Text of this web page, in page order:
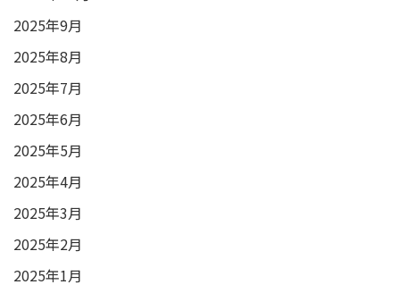
2025年9月
2025年8月
2025年7月
2025年6月
2025年5月
2025年4月
2025年3月
2025年2月
2025年1月